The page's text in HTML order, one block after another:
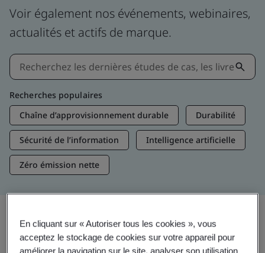
Voir également nos événements, webinaires,
actualités et actifs de marque.
Recherches populaires
Chaîne d’approvisionnement durable
Durabilité
Sécurité de l’information Intelligence artificielle
Zéro émission nette
Aperçus et médias
En cliquant sur « Autoriser tous les cookies », vous
acceptez le stockage de cookies sur votre appareil pour
améliorer la navigation sur le site, analyser son utilisation